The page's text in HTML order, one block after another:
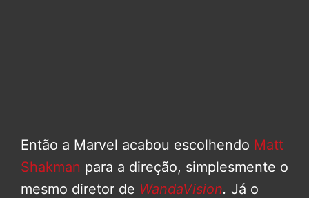
Então a Marvel acabou escolhendo Matt
Shakman para a direção, simplesmente o
mesmo diretor de WandaVision. Já o